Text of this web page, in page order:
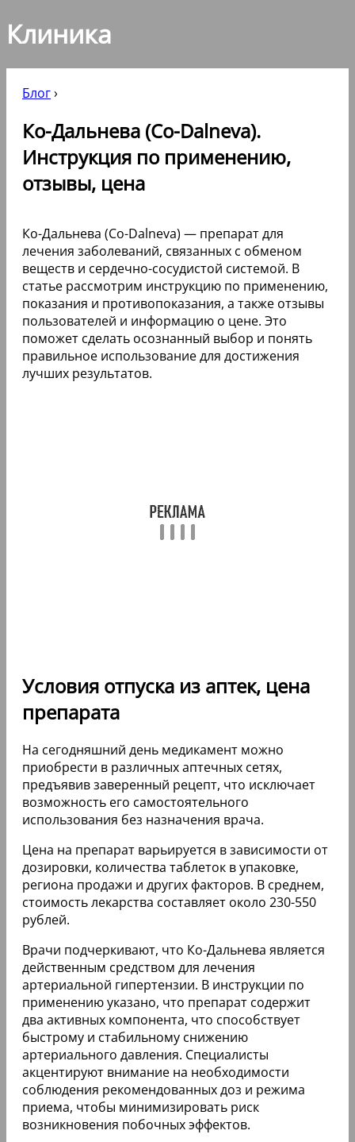
Клиника
Блог›
Ко-Дальнева (Co-Dalneva).
Инструкция по применению,
отзывы, цена
Ко-Дальнева (Co-Dalneva) — препарат для
лечения заболеваний, связанных с обменом
веществ и сердечно-сосудистой системой. В
статье рассмотрим инструкцию по применению,
показания и противопоказания, а также отзывы
пользователей и информацию о цене. Это
поможет сделать осознанный выбор и понять
правильное использование для достижения
лучших результатов.
Условия отпуска из аптек, цена
препарата
На сегодняшний день медикамент можно
приобрести в различных аптечных сетях,
предъявив заверенный рецепт, что исключает
возможность его самостоятельного
использования без назначения врача.
Цена на препарат варьируется в зависимости от
дозировки, количества таблеток в упаковке,
региона продажи и других факторов. В среднем,
стоимость лекарства составляет около 230-550
рублей.
Врачи подчеркивают, что Ко-Дальнева является
действенным средством для лечения
артериальной гипертензии. В инструкции по
применению указано, что препарат содержит
два активных компонента, что способствует
быстрому и стабильному снижению
артериального давления. Специалисты
акцентируют внимание на необходимости
соблюдения рекомендованных доз и режима
приема, чтобы минимизировать риск
возникновения побочных эффектов.